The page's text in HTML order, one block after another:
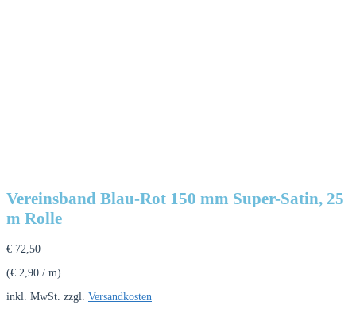
Vereinsband Blau-Rot 150 mm Super-Satin, 25
m Rolle
€ 72,50
(€ 2,90 / m)
inkl. MwSt. zzgl. Versandkosten